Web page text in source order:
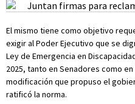
El mismo tiene como objetivo
exigir al Poder Ejecutivo que se
Ley de Emergencia en
2025, tanto en Senadores como
modificación que propuso el
ratificó la norma.